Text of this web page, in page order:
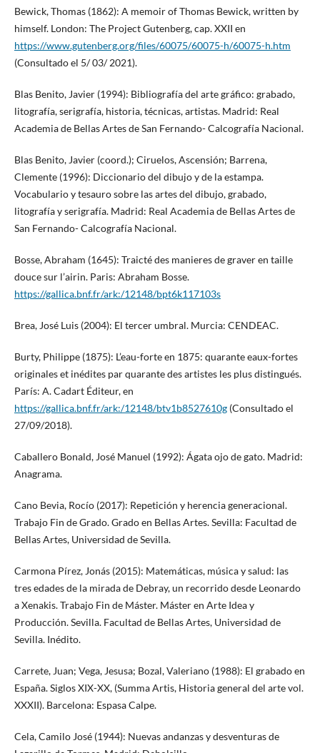
Bewick, Thomas (1862): A memoir of Thomas Bewick, written by
himself. London: The Project Gutenberg, cap. XXII en
https://www.gutenberg.org/files/60075/60075-h/60075-h.htm
(Consultado el 5/ 03/ 2021).
Blas Benito, Javier (1994): Bibliografía del arte gráfico: grabado,
litografía, serigrafía, historia, técnicas, artistas. Madrid: Real
Academia de Bellas Artes de San Fernando- Calcografía Nacional.
Blas Benito, Javier (coord.); Ciruelos, Ascensión; Barrena,
Clemente (1996): Diccionario del dibujo y de la estampa.
Vocabulario y tesauro sobre las artes del dibujo, grabado,
litografía y serigrafía. Madrid: Real Academia de Bellas Artes de
San Fernando- Calcografía Nacional.
Bosse, Abraham (1645): Traicté des manieres de graver en taille
douce sur l’airin. Paris: Abraham Bosse.
https://gallica.bnf.fr/ark:/12148/bpt6k117103s
Brea, José Luis (2004): El tercer umbral. Murcia: CENDEAC.
Burty, Philippe (1875): L’eau-forte en 1875: quarante eaux-fortes
originales et inédites par quarante des artistes les plus distingués.
París: A. Cadart Éditeur, en
https://gallica.bnf.fr/ark:/12148/btv1b8527610g(Consultado el
27/09/2018).
Caballero Bonald, José Manuel (1992): Ágata ojo de gato. Madrid:
Anagrama.
Cano Bevia, Rocío (2017): Repetición y herencia generacional.
Trabajo Fin de Grado. Grado en Bellas Artes. Sevilla: Facultad de
Bellas Artes, Universidad de Sevilla.
Carmona Pírez, Jonás (2015): Matemáticas, música y salud: las
tres edades de la mirada de Debray, un recorrido desde Leonardo
a Xenakis. Trabajo Fin de Máster. Máster en Arte Idea y
Producción. Sevilla. Facultad de Bellas Artes, Universidad de
Sevilla. Inédito.
Carrete, Juan; Vega, Jesusa; Bozal, Valeriano (1988): El grabado en
España. Siglos XIX-XX, (Summa Artis, Historia general del arte vol.
XXXII). Barcelona: Espasa Calpe.
Cela, Camilo José (1944): Nuevas andanzas y desventuras de